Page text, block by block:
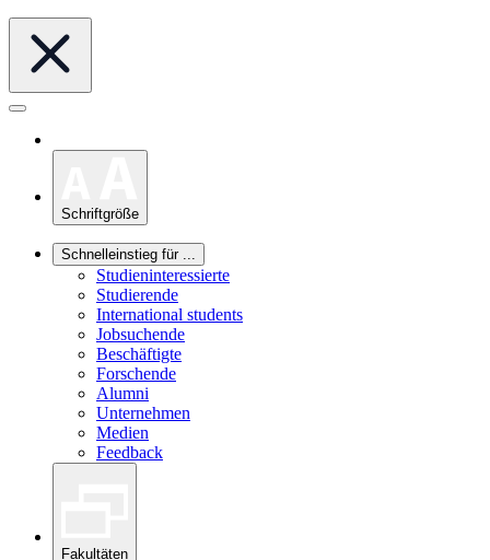
Schriftgröße
Schnelleinstieg für ...
Studieninteressierte
Studierende
International students
Jobsuchende
Beschäftigte
Forschende
Alumni
Unternehmen
Medien
Feedback
Fakultäten